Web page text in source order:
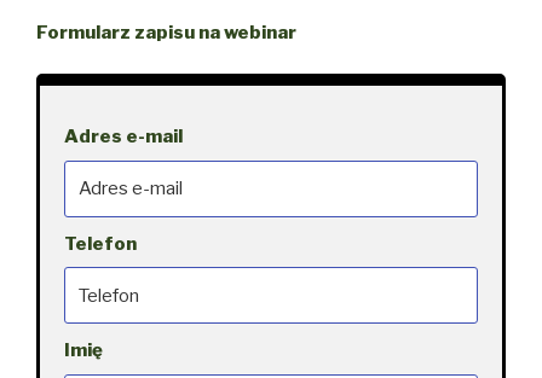
Formularz zapisu na webinar
Adres e-mail
Telefon
Imię